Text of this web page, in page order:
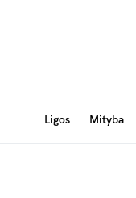
Ligos Mityba